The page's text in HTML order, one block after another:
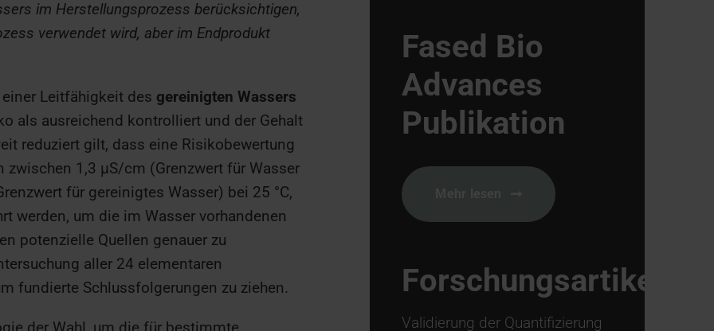
im Herstellungsprozess berücksichtigen,
verwendet wird, aber im Endprodukt
Leitfähigkeit des gereinigten Wassers
als ausreichend kontrolliert und der Gehalt
reduziert gilt, dass eine Risikobewertung
zwischen 1,3 µS/cm (Grenzwert für Wasser
für gereinigtes Wasser) bei 25 °C,
werden, um die im Wasser vorhandenen
potenzielle Quellen genauer zu
aller 24 elementaren
fundierte Schlussfolgerungen zu ziehen.
Fased Bio
Advances
Publikation
Forschungsartikel
Validierung der Quantifizierung